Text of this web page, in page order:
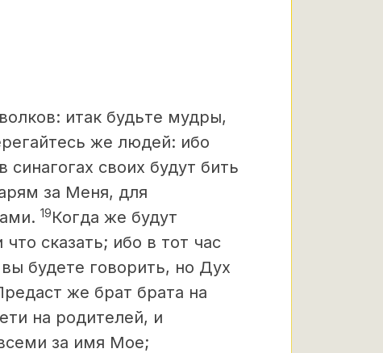
итак будьте мудры,
же людей: ибо
своих будут бить
за Меня, для
19Когда же будут
сказать; ибо в тот час
будете говорить, но Дух
же брат брата на
на родителей, и
за имя Мое;